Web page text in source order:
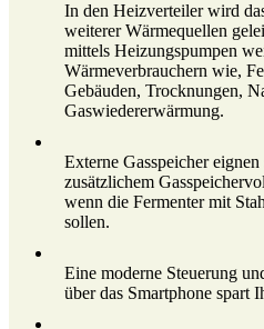
In den Heizverteiler wird
weiterer Wärmequellen
mittels Heizungspumpen
Wärmeverbrauchern wie,
Gebäuden, Trocknungen,
Gaswiedererwärmung.
Externe Gasspeicher
zusätzlichem
wenn die Fermenter mit
sollen.
Eine moderne Steuerung
über das Smartphone spart